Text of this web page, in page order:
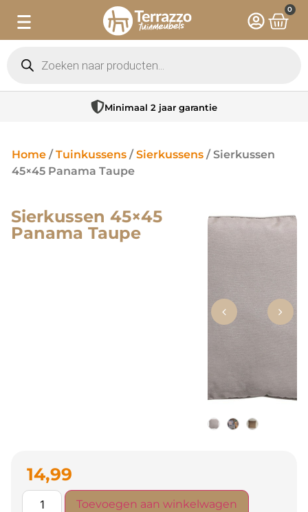
0
Minimaal 2 jaar garantie
Home /Tuinkussens /Sierkussens / Sierkussen
45×45 Panama Taupe
Sierkussen 45×45
Panama Taupe
14,99
Toevoegen aan winkelwagen